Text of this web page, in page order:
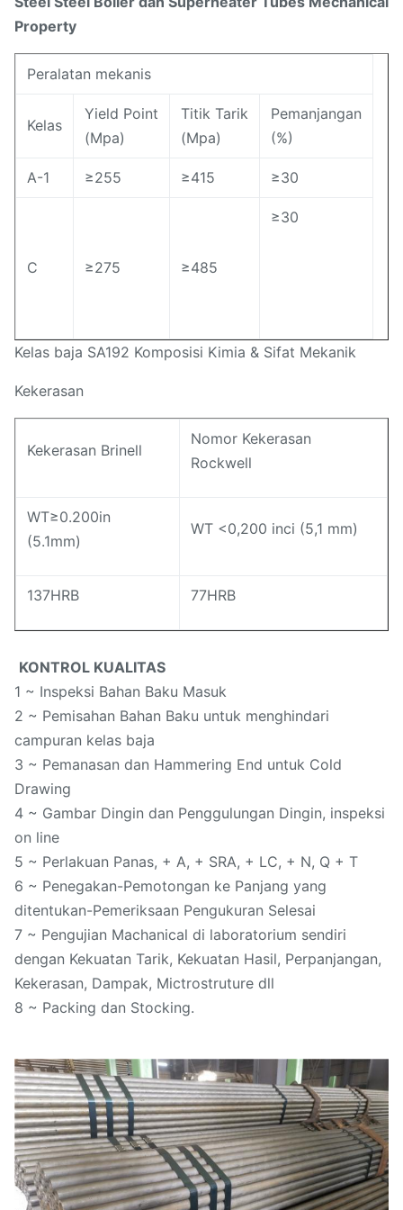
Property
Peralatan mekanis
Kelas
Yield Point
(Mpa)
Titik Tarik
(Mpa)
Pemanjangan
(%)
A-1 ≥255 ≥415 ≥30
C ≥275 ≥485
≥30
Kelas baja SA192 Komposisi Kimia & Sifat Mekanik
Kekerasan
Kekerasan Brinell
Nomor Kekerasan
Rockwell
WT≥0.200in
(5.1mm)
WT <0,200 inci (5,1 mm)
137HRB 77HRB
KONTROL KUALITAS
1 ~ Inspeksi Bahan Baku Masuk
2 ~ Pemisahan Bahan Baku untuk menghindari
campuran kelas baja
3 ~ Pemanasan dan Hammering End untuk Cold
Drawing
4 ~ Gambar Dingin dan Penggulungan Dingin, inspeksi
on line
5 ~ Perlakuan Panas, + A, + SRA, + LC, + N, Q + T
6 ~ Penegakan-Pemotongan ke Panjang yang
ditentukan-Pemeriksaan Pengukuran Selesai
7 ~ Pengujian Machanical di laboratorium sendiri
dengan Kekuatan Tarik, Kekuatan Hasil, Perpanjangan,
Kekerasan, Dampak, Mictrostruture dll
8 ~ Packing dan Stocking.